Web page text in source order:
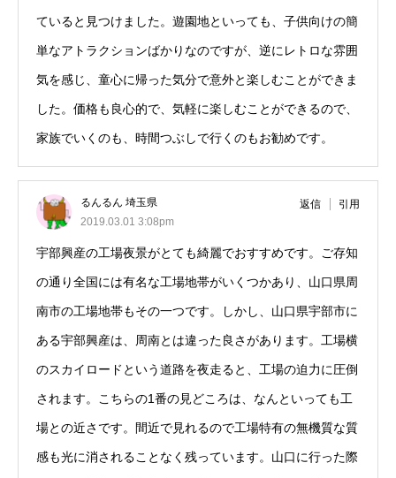
ていると見つけました。遊園地といっても、子供向けの簡
単なアトラクションばかりなのですが、逆にレトロな雰囲
気を感じ、童心に帰った気分で意外と楽しむことができま
した。価格も良心的で、気軽に楽しむことができるので、
家族でいくのも、時間つぶしで行くのもお勧めです。
るんるん 埼玉県
2019.03.01 3:08pm
返信 引用
宇部興産の工場夜景がとても綺麗でおすすめです。ご存知
の通り全国には有名な工場地帯がいくつかあり、山口県周
南市の工場地帯もその一つです。しかし、山口県宇部市に
ある宇部興産は、周南とは違った良さがあります。工場横
のスカイロードという道路を夜走ると、工場の迫力に圧倒
されます。こちらの1番の見どころは、なんといっても工
場との近さです。間近で見れるので工場特有の無機質な質
感も光に消されることなく残っています。山口に行った際